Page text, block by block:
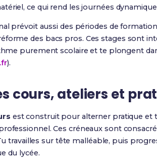
ce qui rend les journées
prévoit aussi des périodes de
des bacs pros. Ces stages sont
purement scolaire et te plongent
).
cours, ateliers et
est construit pour alterner pratique et
Ces créneaux sont
travailles sur tête malléable, puis
du lycée.